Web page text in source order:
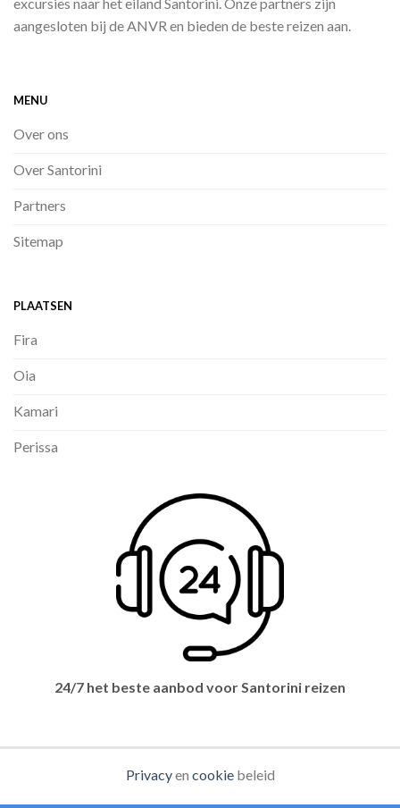
excursies naar het eiland Santorini. Onze partners zijn
aangesloten bij de ANVR en bieden de beste reizen aan.
MENU
Over ons
Over Santorini
Partners
Sitemap
PLAATSEN
Fira
Oia
Kamari
Perissa
24/7 het beste aanbod voor Santorini reizen
Privacyen cookiebeleid